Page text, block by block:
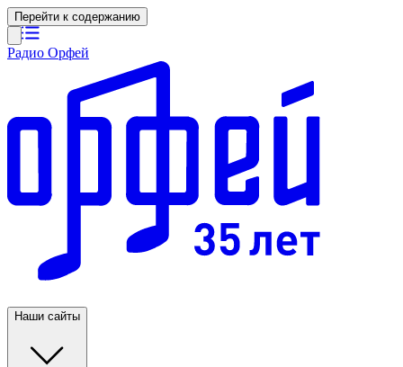
Перейти к содержанию
Радио Орфей
Наши сайты